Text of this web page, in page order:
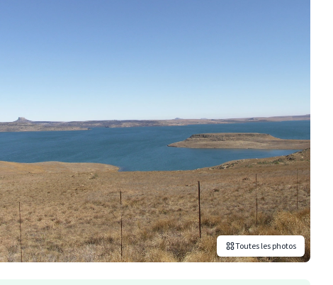
Toutes les photos